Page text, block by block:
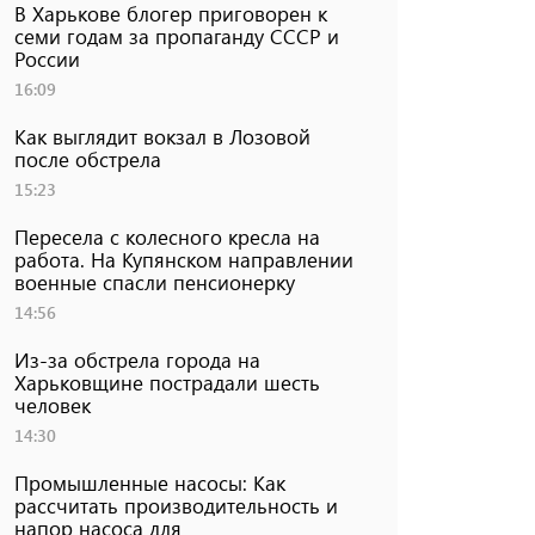
В Харькове блогер приговорен к
семи годам за пропаганду СССР и
России
16:09
Как выглядит вокзал в Лозовой
после обстрела
15:23
Пересела с колесного кресла на
работа. На Купянском направлении
военные спасли пенсионерку
14:56
Из-за обстрела города на
Харьковщине пострадали шесть
человек
14:30
Промышленные насосы: Как
рассчитать производительность и
напор насоса для